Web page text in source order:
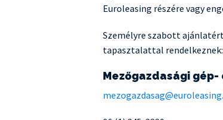
Euroleasing részére vagy
Személyre szabott
tapasztalattal rendelkeznek:
Mezőgazdasági